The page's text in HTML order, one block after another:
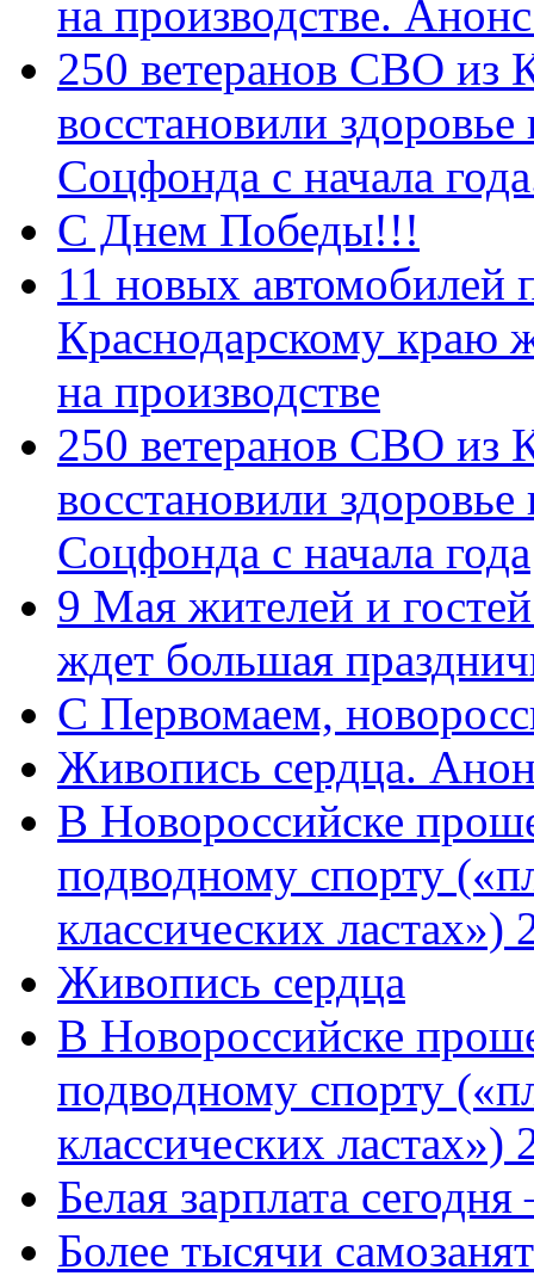
на производстве.
250 ветеранов СВО из
восстановили
Соцфонда с начала
С Днем Победы!!!
11 новых автомобилей
Краснодарскому краю
на производстве
250 ветеранов СВО из
восстановили
Соцфонда с начала года
9 Мая жителей и
ждет большая
C Первомаем,
Живопись сердца.
В Новороссийске
подводному спорту
классических
Живопись сердца
В Новороссийске
подводному спорту
классических ластах»)
Белая зарплата
Более тысячи